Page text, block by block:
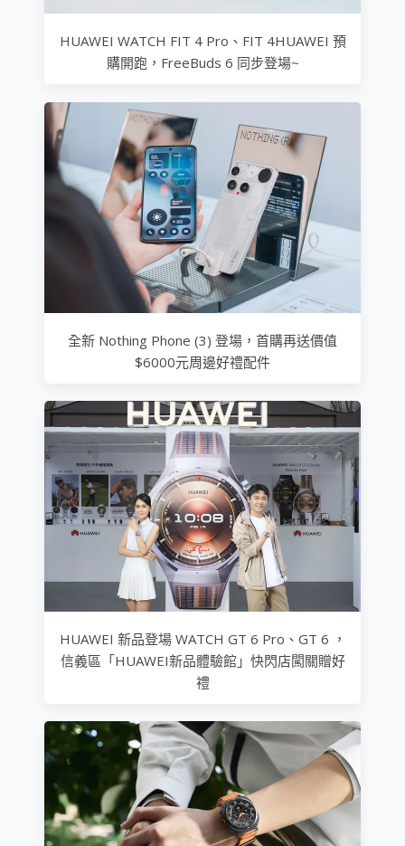
HUAWEI WATCH FIT 4 Pro、FIT 4HUAWEI 預
購開跑，FreeBuds 6 同步登場~
全新 Nothing Phone (3) 登場，首購再送價值
$6000元周邊好禮配件
HUAWEI 新品登場 WATCH GT 6 Pro、GT 6 ，
信義區「HUAWEI新品體驗館」快閃店闖關贈好
禮